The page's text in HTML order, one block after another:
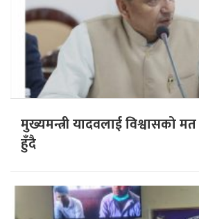
मुख्यमन्त्री यादवलाई विश्वासको
हुँदै